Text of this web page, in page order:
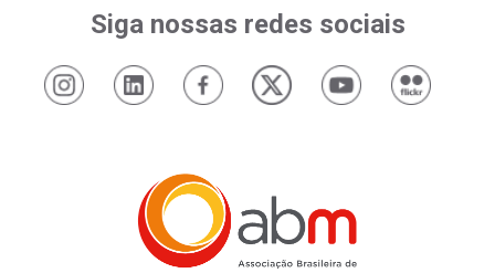
Siga nossas redes sociais